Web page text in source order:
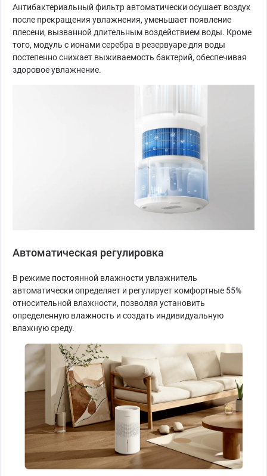
Антибактериальный фильтр автоматически осушает воздух
после прекращения увлажнения, уменьшает появление
плесени, вызванной длительным воздействием воды. Кроме
того, модуль с ионами серебра в резервуаре для воды
постепенно снижает выживаемость бактерий, обеспечивая
здоровое увлажнение.
Автоматическая регулировка
В режиме постоянной влажности увлажнитель
автоматически определяет и регулирует комфортные 55%
относительной влажности, позволяя установить
определенную влажность и создать индивидуальную
влажную среду.